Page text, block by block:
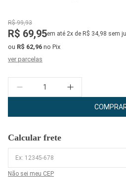
R$ 99,93
R$ 69,95em até 2x de R$ 34,98 sem
ou R$ 62,96 no Pix
ver parcelas
Quantidade
Calcular frete
Não sei meu CEP